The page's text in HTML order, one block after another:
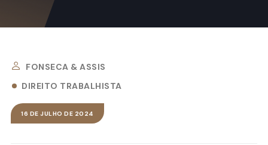
FONSECA & ASSIS
DIREITO TRABALHISTA
16 DE JULHO DE 2024